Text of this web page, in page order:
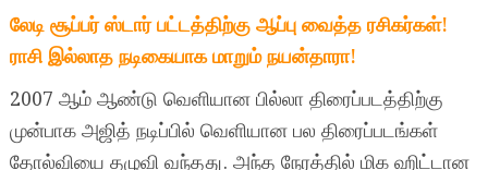
லேடி சூப்பர் ஸ்டார் பட்டத்திற்கு ஆப்பு வைத்த ரசிகர்கள்!
ராசி இல்லாத நடிகையாக மாறும் நயன்தாரா!
2007 ஆம் ஆண்டு வெளியான பில்லா திரைப்படத்திற்கு
முன்பாக அஜித் நடிப்பில் வெளியான பல திரைப்படங்கள்
தோல்வியை தழுவி வந்தது. அந்த நேரத்தில் மிக ஹிட்டான